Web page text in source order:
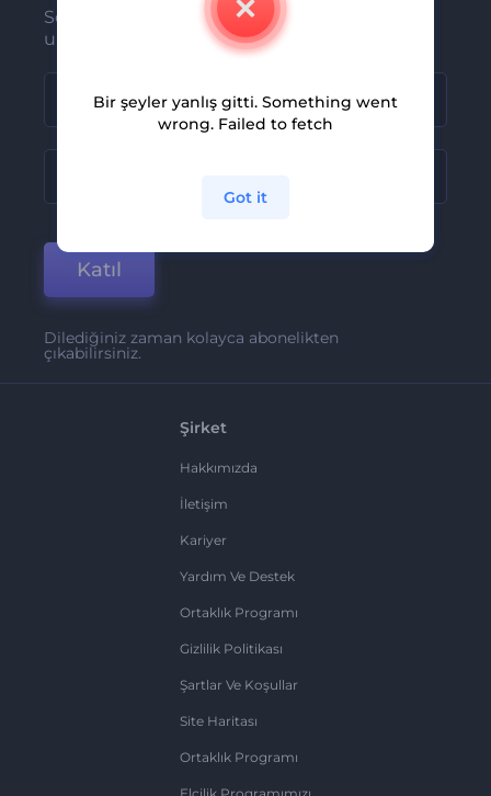
Son haber ve tekliflerimiz ilk olarak size
ulaşsın
Katıl
Dilediğiniz zaman kolayca abonelikten
çıkabilirsiniz.
Şirket
Hakkımızda
İletişim
Kariyer
Yardım Ve Destek
Ortaklık Programı
Gizlilik Politikası
Şartlar Ve Koşullar
Site Haritası
Ortaklık Programı
Elçilik Programımızı
Bir şeyler yanlış gitti. Something went
wrong. Failed to fetch
Got it